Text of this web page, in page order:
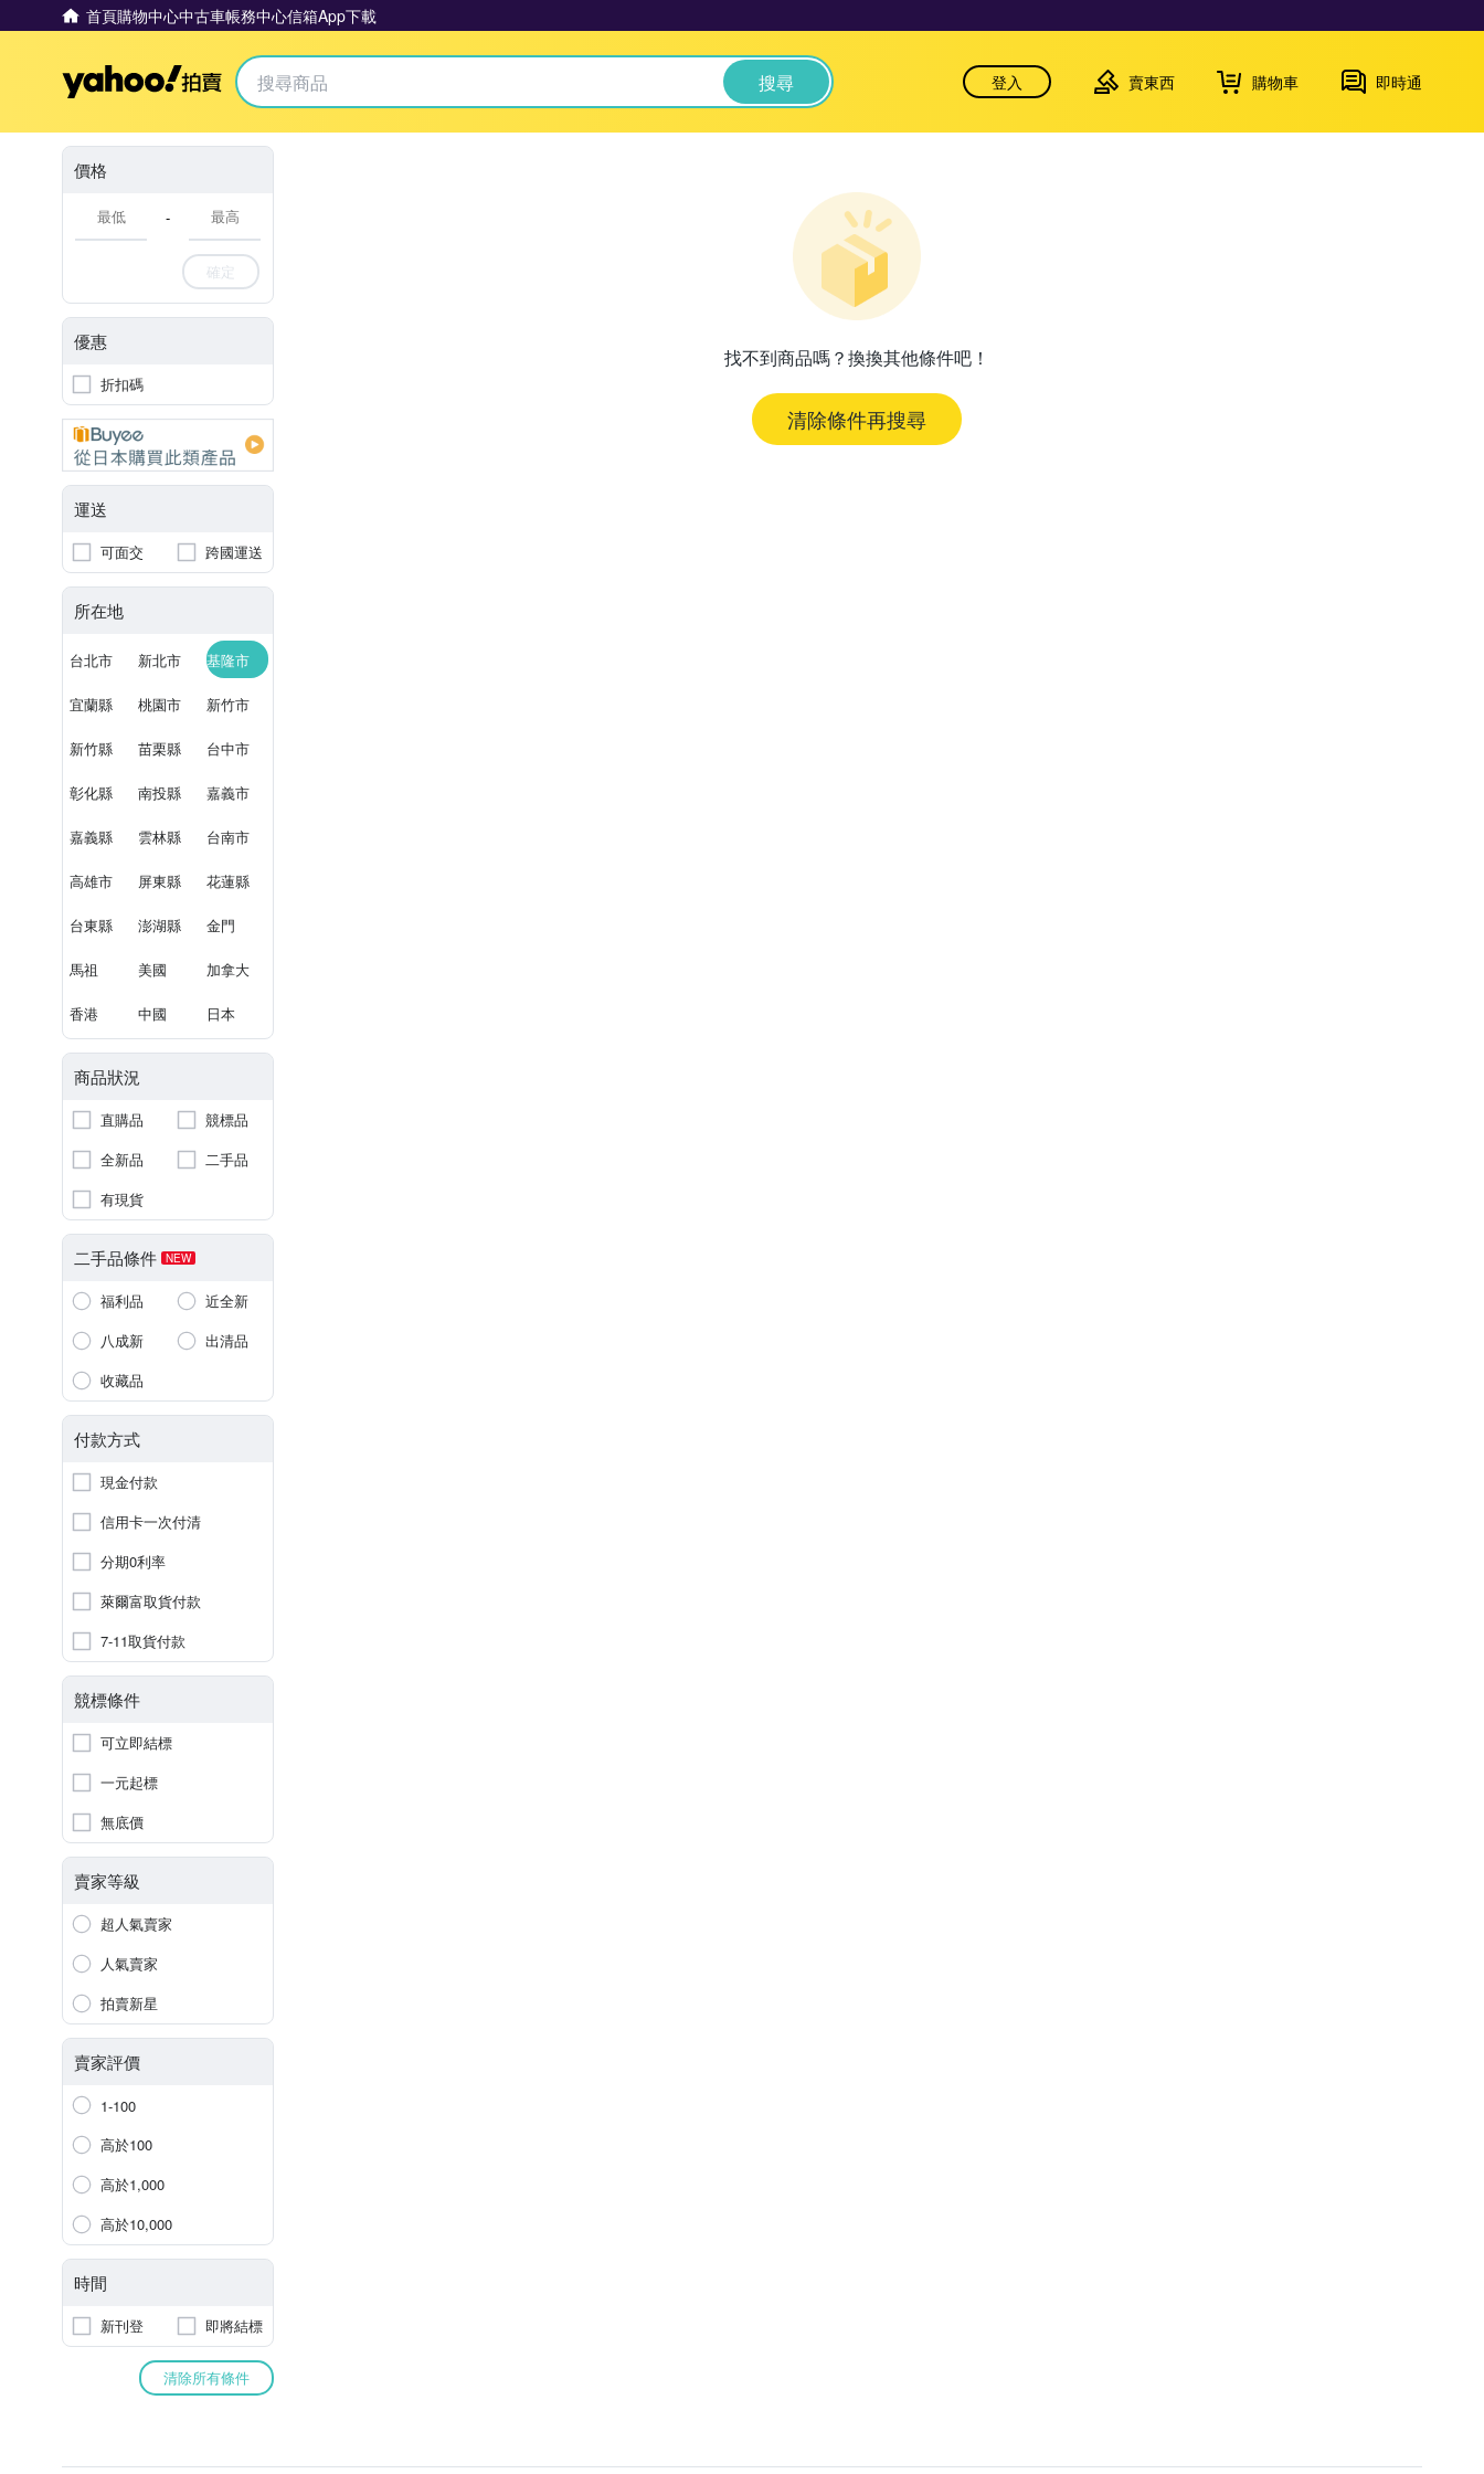
首頁購物中心中古車帳務中心信箱App下載
Yahoo拍賣 搜尋 登入 賣東西 購物車 即時通
價格
-
確定
優惠
折扣碼
運送
可面交 跨國運送
所在地
台北市 新北市 基隆市
宜蘭縣 桃園市 新竹市
新竹縣 苗栗縣 台中市
彰化縣 南投縣 嘉義市
嘉義縣 雲林縣 台南市
高雄市 屏東縣 花蓮縣
台東縣 澎湖縣 金門
馬祖 美國 加拿大
香港 中國 日本
商品狀況
直購品
競標品
全新品
二手品
有現貨
二手品條件 NEW
福利品
近全新
八成新
出清品
收藏品
付款方式
現金付款
信用卡一次付清
分期0利率
萊爾富取貨付款
7-11取貨付款
競標條件
可立即結標
一元起標
無底價
賣家等級
超人氣賣家
人氣賣家
拍賣新星
賣家評價
1-100
高於100
高於1,000
高於10,000
時間
新刊登 即將結標
清除所有條件
找不到商品嗎？換換其他條件吧！
清除條件再搜尋